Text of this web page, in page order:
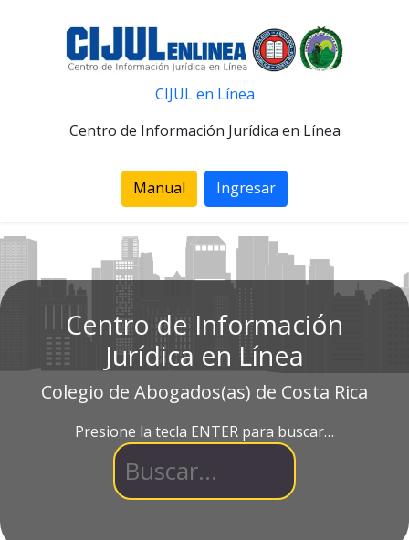
CIJUL en Línea
Centro de Información Jurídica en Línea
Manual Ingresar
Centro de Información
Jurídica en Línea
Colegio de Abogados(as) de Costa Rica
Presione la tecla ENTER para buscar…